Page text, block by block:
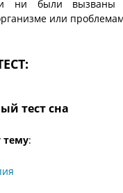
ни были вызваны
или
тест сна
тему: